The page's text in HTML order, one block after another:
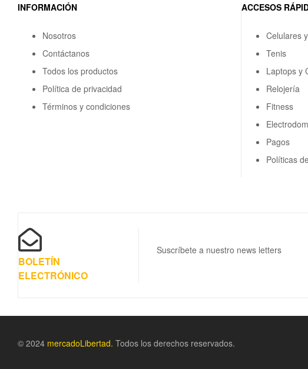
INFORMACIÓN
Nosotros
Contáctanos
Todos los productos
Política de privacidad
Términos y condiciones
ACCESOS
Celulares
Tenis
Laptops y
Relojería
Fitness
Pagos
Políticas
BOLETÍN
ELECTRÓNICO
Suscríbete a nuestro news letters
© 2024 mercadoLibertad. Todos los derechos reservados.